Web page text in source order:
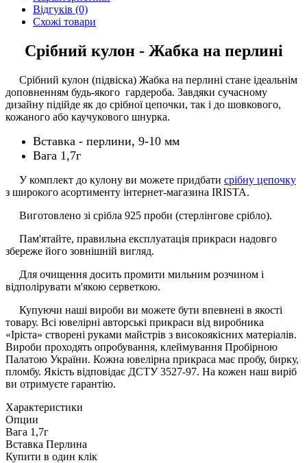
Відгуків (0)
Схожі товари
Срібний кулон - Жабка на перлині
Срібний кулон (підвіска) Жабка на перлині стане ідеальнім
доповненням будь-якого гардероба. Завдяки сучасному
дизайну підійде як до срібної цепочки, так і до шовкового,
кожаного або каучукового шнурка.
Вставка - перлини, 9-10 мм
Вага 1,7г
У комплект до кулону ви можете придбати срібну цепочку
з широкого асортименту інтернет-магазина IRISTA.
Виготовлено зі срібла 925 проби (стерлінгове срібло).
Пам'ятайте, правильна експлуатація прикраси надовго
збереже його зовнішній вигляд.
Для очищення досить промити мильним розчином і
відполірувати м'якою серветкою.
Купуючи наші вироби ви можете бути впевнені в якості
товару. Всі ювелірні авторські прикраси від виробника
«Іріста» створені руками майстрів з високоякісних матеріалів.
Вироби проходять опробування, клеймування Пробірною
Палатою України. Кожна ювелірна прикраса має пробу, бирку,
пломбу. Якість відповідає ДСТУ 3527-97. На кожен наш виріб
ви отримуєте гарантію.
Характеристики
Опции
Вага 1,7г
Вставка Перлина
Купити в один клік